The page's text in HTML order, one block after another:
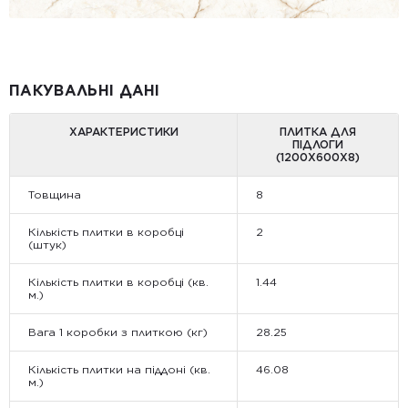
ПАКУВАЛЬНІ ДАНІ
ХАРАКТЕРИСТИКИ
ПЛИТКА ДЛЯ
ПІДЛОГИ
(1200Х600Х8)
Товщина 8
Кількість плитки в коробці
(штук)
2
Кількість плитки в коробці (кв.
м.)
1.44
Вага 1 коробки з плиткою (кг) 28.25
Кількість плитки на піддоні (кв.
м.)
46.08